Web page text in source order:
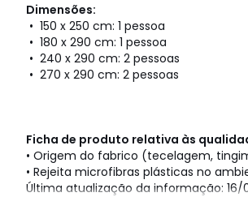
Dimensões:
• 150 x 250 cm: 1 pessoa
• 180 x 290 cm: 1 pessoa
• 240 x 290 cm: 2 pessoas
• 270 x 290 cm: 2 pessoas
Ficha de produto relativa às
• Origem do fabrico (tecelagem,
• Rejeita microfibras plásticas no
Última atualização da informação: 16/